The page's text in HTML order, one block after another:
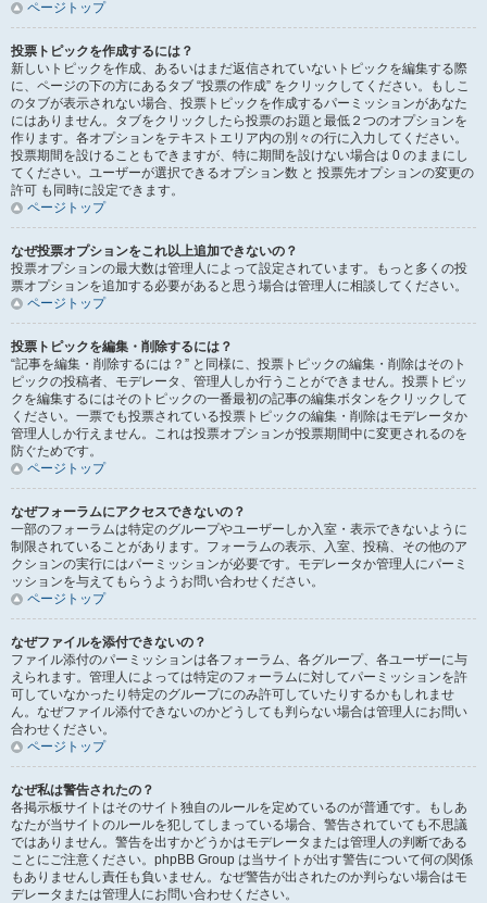
ページトップ
投票トピックを作成するには？
新しいトピックを作成、あるいはまだ返信されていないトピックを編集する際
に、ページの下の方にあるタブ “投票の作成” をクリックしてください。もしこ
のタブが表示されない場合、投票トピックを作成するパーミッションがあなた
にはありません。タブをクリックしたら投票のお題と最低２つのオプションを
作ります。各オプションをテキストエリア内の別々の行に入力してください。
投票期間を設けることもできますが、特に期間を設けない場合は 0 のままにし
てください。ユーザーが選択できるオプション数 と 投票先オプションの変更の
許可 も同時に設定できます。
ページトップ
なぜ投票オプションをこれ以上追加できないの？
投票オプションの最大数は管理人によって設定されています。もっと多くの投
票オプションを追加する必要があると思う場合は管理人に相談してください。
ページトップ
投票トピックを編集・削除するには？
“記事を編集・削除するには？” と同様に、投票トピックの編集・削除はそのト
ピックの投稿者、モデレータ、管理人しか行うことができません。投票トピッ
クを編集するにはそのトピックの一番最初の記事の編集ボタンをクリックして
ください。一票でも投票されている投票トピックの編集・削除はモデレータか
管理人しか行えません。これは投票オプションが投票期間中に変更されるのを
防ぐためです。
ページトップ
なぜフォーラムにアクセスできないの？
一部のフォーラムは特定のグループやユーザーしか入室・表示できないように
制限されていることがあります。フォーラムの表示、入室、投稿、その他のア
クションの実行にはパーミッションが必要です。モデレータか管理人にパーミ
ッションを与えてもらうようお問い合わせください。
ページトップ
なぜファイルを添付できないの？
ファイル添付のパーミッションは各フォーラム、各グループ、各ユーザーに与
えられます。管理人によっては特定のフォーラムに対してパーミッションを許
可していなかったり特定のグループにのみ許可していたりするかもしれませ
ん。なぜファイル添付できないのかどうしても判らない場合は管理人にお問い
合わせください。
ページトップ
なぜ私は警告されたの？
各掲示板サイトはそのサイト独自のルールを定めているのが普通です。もしあ
なたが当サイトのルールを犯してしまっている場合、警告されていても不思議
ではありません。警告を出すかどうかはモデレータまたは管理人の判断である
ことにご注意ください。phpBB Group は当サイトが出す警告について何の関係
もありませんし責任も負いません。なぜ警告が出されたのか判らない場合はモ
デレータまたは管理人にお問い合わせください。